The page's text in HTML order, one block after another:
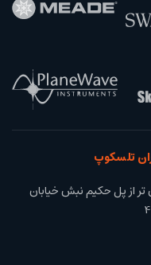
تلسکوپ
تر از پل حکیم نبش خیابان